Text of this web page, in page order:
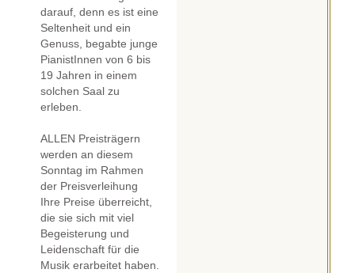
darauf, denn es ist eine
Seltenheit und ein
Genuss, begabte junge
PianistInnen von 6 bis
19 Jahren in einem
solchen Saal zu
erleben.
ALLEN Preisträgern
werden an diesem
Sonntag im Rahmen
der Preisverleihung
Ihre Preise überreicht,
die sie sich mit viel
Begeisterung und
Leidenschaft für die
Musik erarbeitet haben.